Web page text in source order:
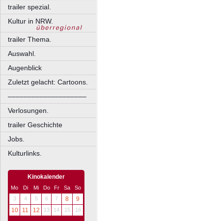
trailer spezial.
Kultur in NRW.
trailer Thema.
Auswahl.
Augenblick
Zuletzt gelacht: Cartoons.
––––––––––––––––––––
Verlosungen.
trailer Geschichte
Jobs.
Kulturlinks.
Kinokalender
Mo Di Mi Do Fr Sa
So
3
4 5 6 7 8
9
10
11 12 13 14 15 16